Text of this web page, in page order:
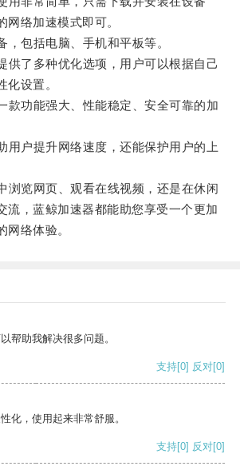
网络加速模式即可。
包括电脑、手机和平板等。
了多种优化选项，用户可以根据自己
化设置。
功能强大、性能稳定、安全可靠的加
户提升网络速度，还能保护用户的上
览网页、观看在线视频，还是在休闲
流，蓝鲸加速器都能助您享受一个更加
网络体验。
帮助我解决很多问题。
支持[0] 反对[0]
化，使用起来非常舒服。
支持[0] 反对[0]